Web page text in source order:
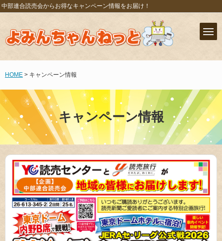
中部連合読売会からお得なキャンペーン情報をお届け！
HOME > キャンペーン情報
キャンペーン情報